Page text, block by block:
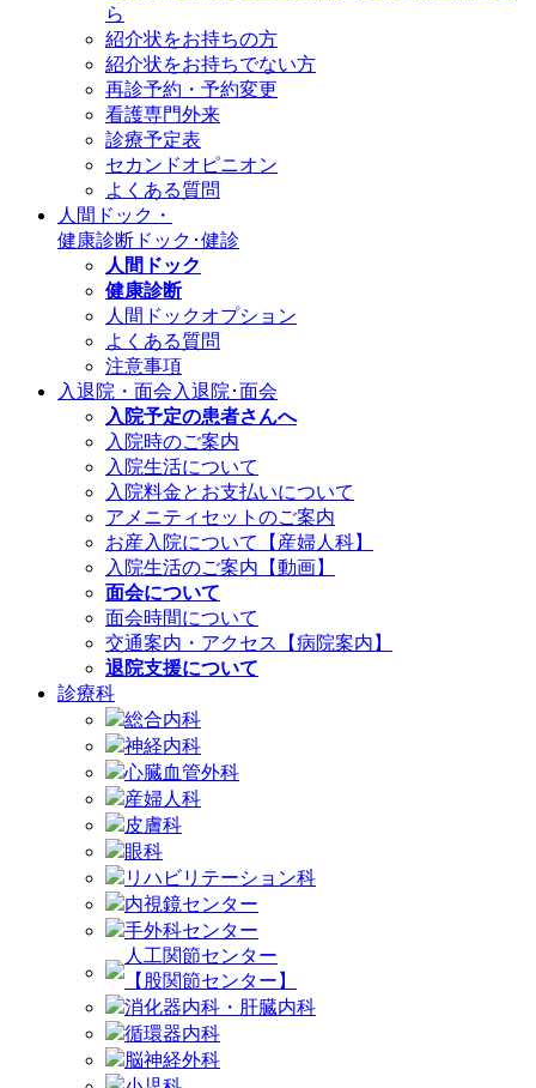
ら
紹介状をお持ちの方
紹介状をお持ちでない方
再診予約・予約変更
看護専門外来
診療予定表
セカンドオピニオン
よくある質問
人間ドック・
健康診断 ドック･健診
人間ドック
健康診断
人間ドックオプション
よくある質問
注意事項
入退院・面会 入退院･面会
入院予定の患者さんへ
入院時のご案内
入院生活について
入院料金とお支払いについて
アメニティセットのご案内
お産入院について【産婦人科】
入院生活のご案内【動画】
面会について
面会時間について
交通案内・アクセス【病院案内】
退院支援について
診療科
総合内科
神経内科
心臓血管外科
産婦人科
皮膚科
眼科
リハビリテーション科
内視鏡センター
手外科センター
人工関節センター
【股関節センター】
消化器内科・肝臓内科
循環器内科
脳神経外科